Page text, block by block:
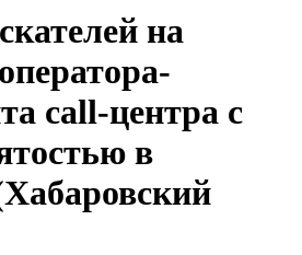
на
call-центра с
в